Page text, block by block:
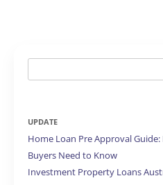
for:
UPDATE
Home Loan Pre Approval
Buyers Need to Know
Investment Property Loans